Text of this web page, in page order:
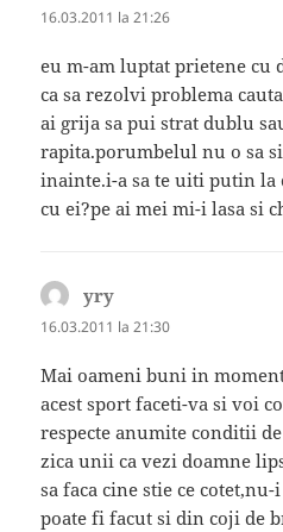
16.03.2011 la 21:26
eu m-am luptat prietene
ca sa rezolvi problema
ai grija sa pui strat dublu
rapita.porumbelul nu o sa
inainte.i-a sa te uiti putin
cu ei?pe ai mei mi-i lasa si
yry
16.03.2011 la 21:30
Mai oameni buni in
acest sport faceti-va si voi
respecte anumite conditii
zica unii ca vezi doamne
sa faca cine stie ce
poate fi facut si din coji de